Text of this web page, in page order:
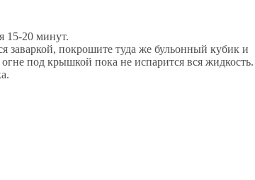
15-20 минут.
заваркой, покрошите туда же бульонный кубик и
под крышкой пока не испарится вся жидкость.